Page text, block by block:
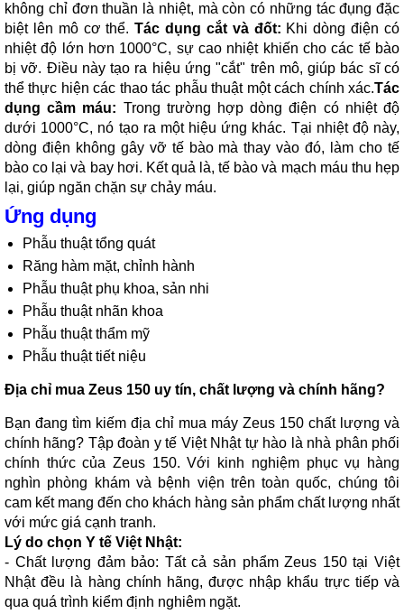
không chỉ đơn thuần là nhiệt, mà còn có những tác đụng đặc
biệt lên mô cơ thể.Tác dụng cắt và đốt: Khi dòng điện có
nhiệt độ lớn hơn 1000°C, sự cao nhiệt khiến cho các tế bào
bị vỡ. Điều này tạo ra hiệu ứng "cắt" trên mô, giúp bác sĩ có
thể thực hiện các thao tác phẫu thuật một cách chính xác.Tác
dụng cầm máu: Trong trường hợp dòng điện có nhiệt độ
dưới 1000°C, nó tạo ra một hiệu ứng khác. Tại nhiệt độ này,
dòng điện không gây vỡ tế bào mà thay vào đó, làm cho tế
bào co lại và bay hơi. Kết quả là, tế bào và mạch máu thu hẹp
lại, giúp ngăn chặn sự chảy máu.
Ứng dụng
Phẫu thuật tổng quát
Răng hàm mặt, chỉnh hành
Phẫu thuật phụ khoa, sản nhi
Phẫu thuật nhãn khoa
Phẫu thuật thẩm mỹ
Phẫu thuật tiết niệu
Địa chỉ mua Zeus 150 uy tín, chất lượng và chính hãng?
Bạn đang tìm kiếm địa chỉ mua máy Zeus 150 chất lượng và
chính hãng? Tập đoàn y tế Việt Nhật tự hào là nhà phân phối
chính thức của Zeus 150. Với kinh nghiệm phục vụ hàng
nghìn phòng khám và bệnh viện trên toàn quốc, chúng tôi
cam kết mang đến cho khách hàng sản phẩm chất lượng nhất
với mức giá cạnh tranh.
Lý do chọn Y tế Việt Nhật:
- Chất lượng đảm bảo: Tất cả sản phẩm Zeus 150 tại Việt
Nhật đều là hàng chính hãng, được nhập khẩu trực tiếp và
qua quá trình kiểm định nghiêm ngặt.